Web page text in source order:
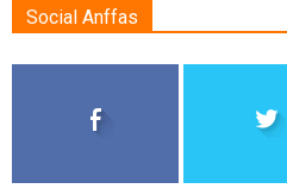
Social Anffas